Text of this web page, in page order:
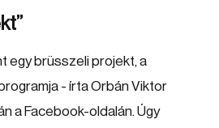
egy brüsszeli projekt, a
- írta Orbán Viktor
a Facebook-oldalán. Úgy